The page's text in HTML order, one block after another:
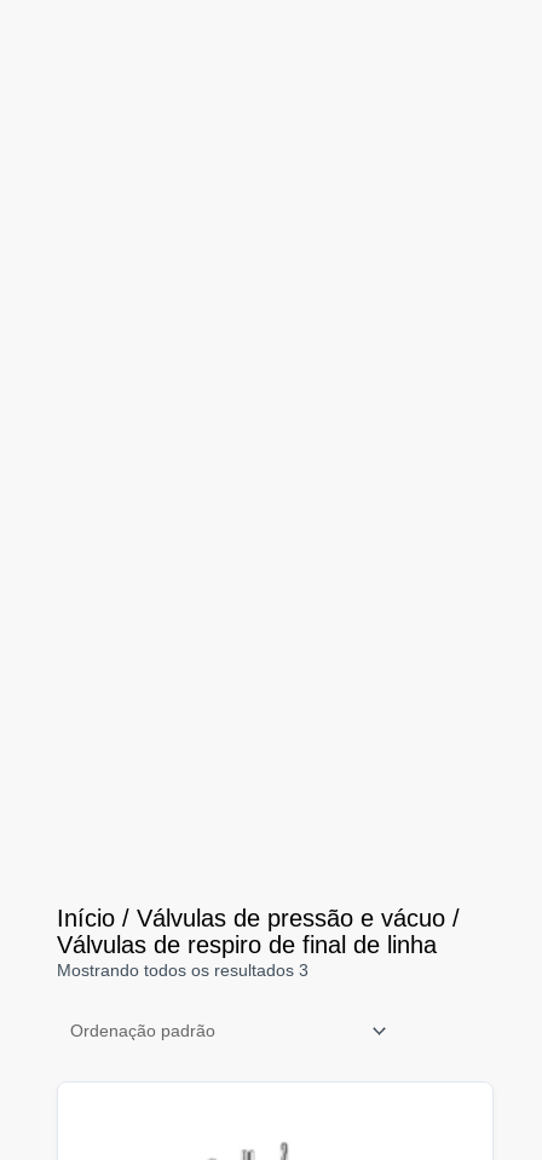
Início /Válvulas de pressão e vácuo /
Válvulas de respiro de final de linha
Mostrando todos os resultados 3